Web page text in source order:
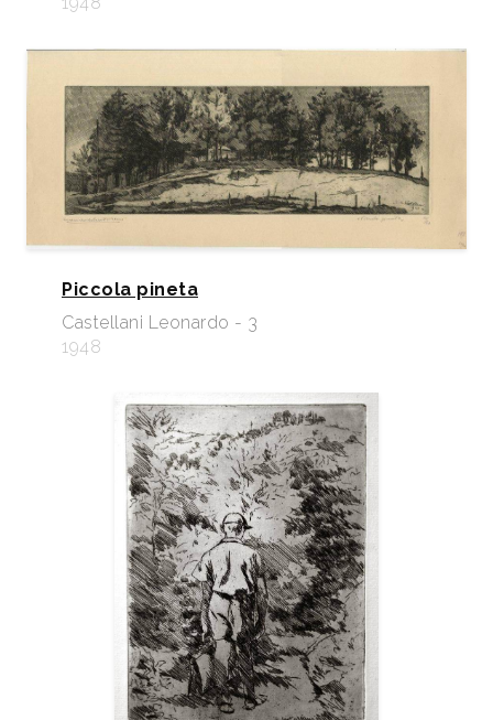
Piccola pineta
Castellani Leonardo - 3
1948